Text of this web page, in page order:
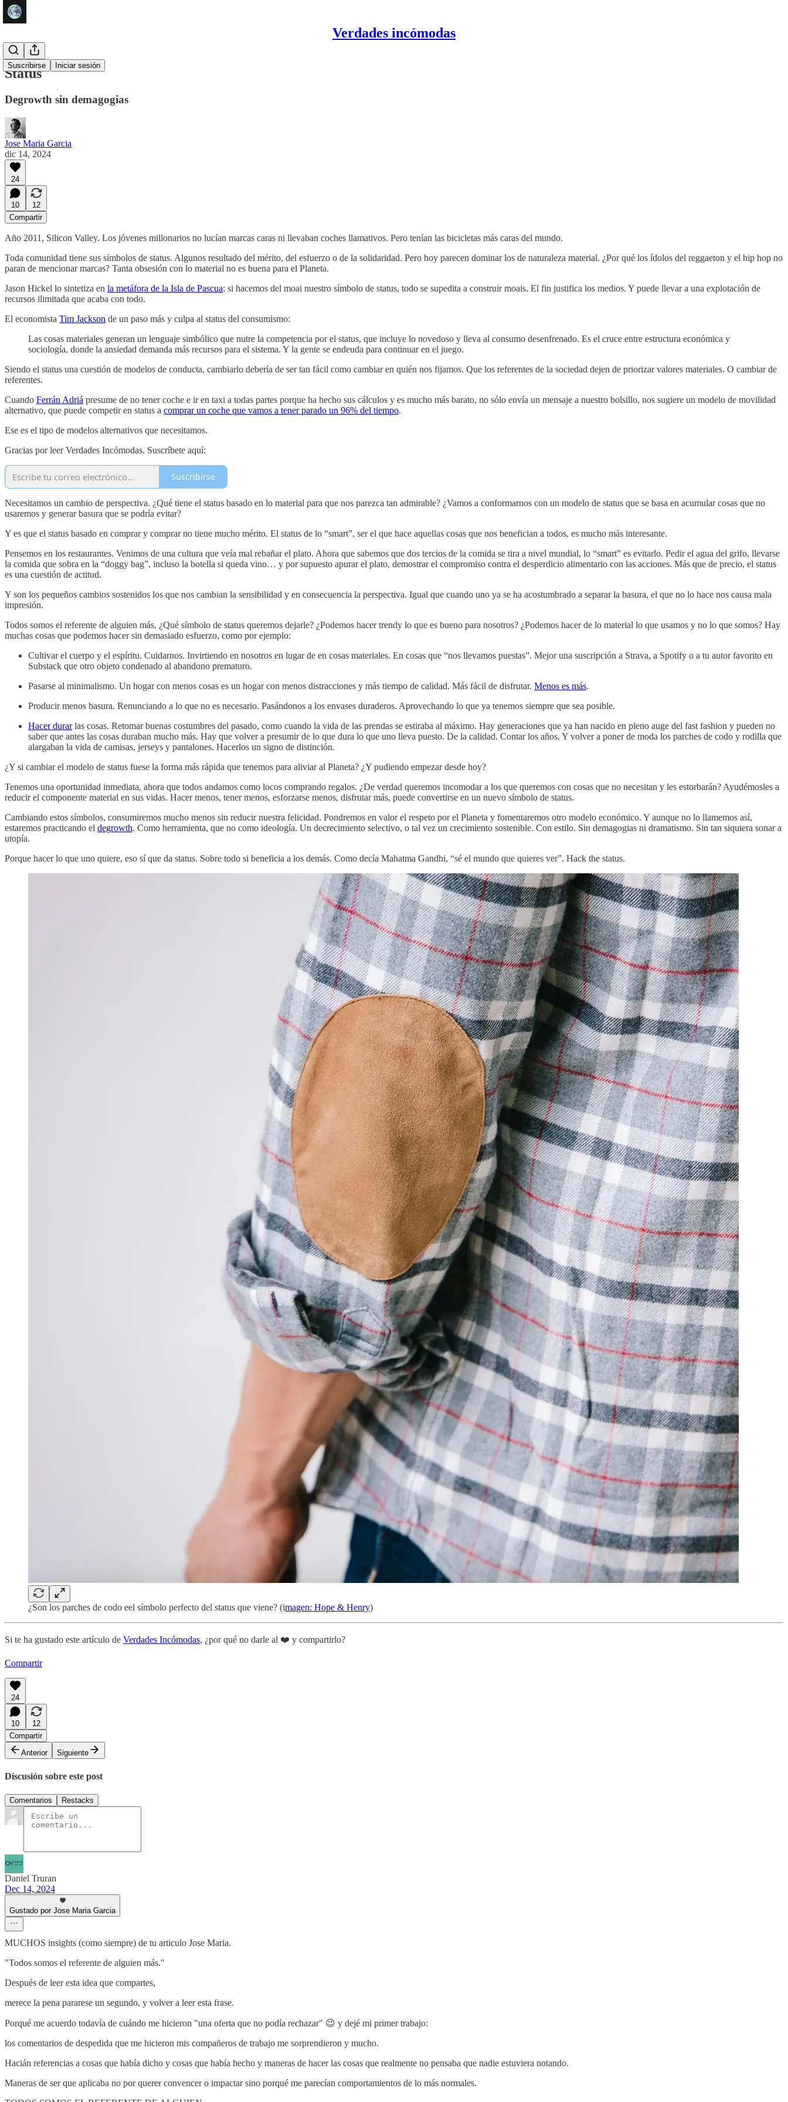
Verdades incómodas
Suscribirse Iniciar sesión
Status
Degrowth sin demagogias
Jose Maria Garcia
dic 14, 2024
24
10
12
Compartir
Año 2011, Silicon Valley. Los jóvenes millonarios no lucían marcas caras ni llevaban coches llamativos. Pero tenían las bicicletas más caras del mundo.
Toda comunidad tiene sus símbolos de status. Algunos resultado del mérito, del esfuerzo o de la solidaridad. Pero hoy parecen dominar los de naturaleza material. ¿Por qué los ídolos del reggaeton y el hip hop no
paran de mencionar marcas? Tanta obsesión con lo material no es buena para el Planeta.
Jason Hickel lo sintetiza en la metáfora de la Isla de Pascua: si hacemos del moai nuestro símbolo de status, todo se supedita a construir moais. El fin justifica los medios. Y puede llevar a una explotación de
recursos ilimitada que acaba con todo.
El economista Tim Jackson de un paso más y culpa al status del consumismo:
Las cosas materiales generan un lenguaje simbólico que nutre la competencia por el status, que incluye lo novedoso y lleva al consumo desenfrenado. Es el cruce entre estructura económica y
sociología, donde la ansiedad demanda más recursos para el sistema. Y la gente se endeuda para continuar en el juego.
Siendo el status una cuestión de modelos de conducta, cambiarlo debería de ser tan fácil como cambiar en quién nos fijamos. Que los referentes de la sociedad dejen de priorizar valores materiales. O cambiar de
referentes.
Cuando Ferrán Adriá presume de no tener coche e ir en taxi a todas partes porque ha hecho sus cálculos y es mucho más barato, no sólo envía un mensaje a nuestro bolsillo, nos sugiere un modelo de movilidad
alternativo, que puede competir en status a comprar un coche que vamos a tener parado un 96% del tiempo.
Ese es el tipo de modelos alternativos que necesitamos.
Gracias por leer Verdades Incómodas. Suscríbete aquí:
Suscribirse
Necesitamos un cambio de perspectiva. ¿Qué tiene el status basado en lo material para que nos parezca tan admirable? ¿Vamos a conformarnos con un modelo de status que se basa en acumular cosas que no
usaremos y generar basura que se podría evitar?
Y es que el status basado en comprar y comprar no tiene mucho mérito. El status de lo “smart”, ser el que hace aquellas cosas que nos benefician a todos, es mucho más interesante.
Pensemos en los restaurantes. Venimos de una cultura que veía mal rebañar el plato. Ahora que sabemos que dos tercios de la comida se tira a nivel mundial, lo “smart” es evitarlo. Pedir el agua del grifo, llevarse
la comida que sobra en la “doggy bag”, incluso la botella si queda vino… y por supuesto apurar el plato, demostrar el compromiso contra el desperdicio alimentario con las acciones. Más que de precio, el status
es una cuestión de actitud.
Y son los pequeños cambios sostenidos los que nos cambian la sensibilidad y en consecuencia la perspectiva. Igual que cuando uno ya se ha acostumbrado a separar la basura, el que no lo hace nos causa mala
impresión.
Todos somos el referente de alguien más. ¿Qué símbolo de status queremos dejarle? ¿Podemos hacer trendy lo que es bueno para nosotros? ¿Podemos hacer de lo material lo que usamos y no lo que somos? Hay
muchas cosas que podemos hacer sin demasiado esfuerzo, como por ejemplo:
Cultivar el cuerpo y el espíritu. Cuidarnos. Invirtiendo en nosotros en lugar de en cosas materiales. En cosas que “nos llevamos puestas”. Mejor una suscripción a Strava, a Spotify o a tu autor favorito en
Substack que otro objeto condenado al abandono prematuro.
Pasarse al minimalismo. Un hogar con menos cosas es un hogar con menos distracciones y más tiempo de calidad. Más fácil de disfrutar. Menos es más.
Producir menos basura. Renunciando a lo que no es necesario. Pasándonos a los envases duraderos. Aprovechando lo que ya tenemos siempre que sea posible.
Hacer durarlas cosas. Retomar buenas costumbres del pasado, como cuando la vida de las prendas se estiraba al máximo. Hay generaciones que ya han nacido en pleno auge del fast fashion y pueden no
saber que antes las cosas duraban mucho más. Hay que volver a presumir de lo que dura lo que uno lleva puesto. De la calidad. Contar los años. Y volver a poner de moda los parches de codo y rodilla que
alargaban la vida de camisas, jerseys y pantalones. Hacerlos un signo de distinción.
¿Y si cambiar el modelo de status fuese la forma más rápida que tenemos para aliviar al Planeta? ¿Y pudiendo empezar desde hoy?
Tenemos una oportunidad inmediata, ahora que todos andamos como locos comprando regalos. ¿De verdad queremos incomodar a los que queremos con cosas que no necesitan y les estorbarán? Ayudémosles a
reducir el componente material en sus vidas. Hacer menos, tener menos, esforzarse menos, disfrutar más, puede convertirse en un nuevo símbolo de status.
Cambiando estos símbolos, consumiremos mucho menos sin reducir nuestra felicidad. Pondremos en valor el respeto por el Planeta y fomentaremos otro modelo económico. Y aunque no lo llamemos así,
estaremos practicando el degrowth. Como herramienta, que no como ideología. Un decrecimiento selectivo, o tal vez un crecimiento sostenible. Con estilo. Sin demagogias ni dramatismo. Sin tan siquiera sonar a
utopía.
Porque hacer lo que uno quiere, eso sí que da status. Sobre todo si beneficia a los demás. Como decía Mahatma Gandhi, “sé el mundo que quieres ver”. Hack the status.
¿Son los parches de codo eel símbolo perfecto del status que viene? (imagen: Hope & Henry)
Si te ha gustado este artículo de Verdades Incómodas, ¿por qué no darle al ❤️ y compartirlo?
Compartir
24
10
12
Compartir
Anterior
Siguiente
Discusión sobre este post
Comentarios Restacks
Daniel Truran
Dec 14, 2024
Gustado por Jose Maria Garcia
MUCHOS insights (como siempre) de tu articulo Jose Maria.
"Todos somos el referente de alguien más."
Después de leer esta idea que compartes,
merece la pena pararese un segundo, y volver a leer esta frase.
Porqué me acuerdo todavía de cuándo me hicieron "una oferta que no podía rechazar" 😉 y dejé mi primer trabajo:
los comentarios de despedida que me hicieron mis compañeros de trabajo me sorprendieron y mucho.
Hacián referencias a cosas que había dicho y cosas que había hecho y maneras de hacer las cosas que realmente no pensaba que nadie estuviera notando.
Maneras de ser que aplicaba no por querer convencer o impactar sino porqué me parecían comportamientos de lo más normales.